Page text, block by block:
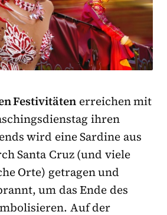
Festivitäten erreichen mit
ihren
wird eine Sardine aus
Santa Cruz (und viele
Orte) getragen und
um das Ende des
Auf der